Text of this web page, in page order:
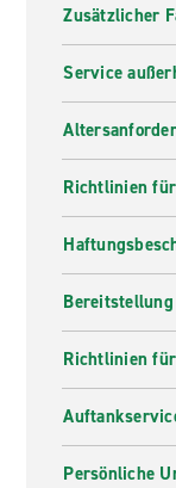
Zusätzlicher
Service
Richtlinien
Richtlinien
Persönliche